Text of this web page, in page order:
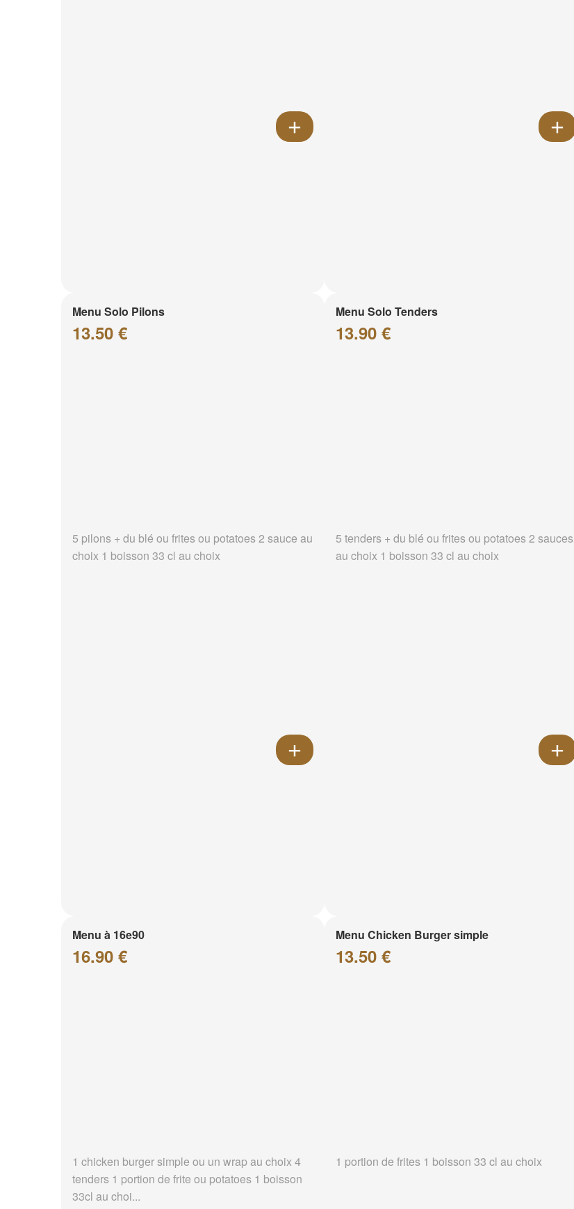
Menu Solo Pilons
13.50 €
5 pilons + du blé ou frites ou potatoes 2 sauce au
choix 1 boisson 33 cl au choix
Menu Solo Tenders
13.90 €
5 tenders + du blé ou frites ou potatoes 2 sauces
au choix 1 boisson 33 cl au choix
Menu à 16e90
16.90 €
1 chicken burger simple ou un wrap au choix 4
tenders 1 portion de frite ou potatoes 1 boisson
33cl au choi...
Menu Chicken Burger simple
13.50 €
1 portion de frites 1 boisson 33 cl au choix